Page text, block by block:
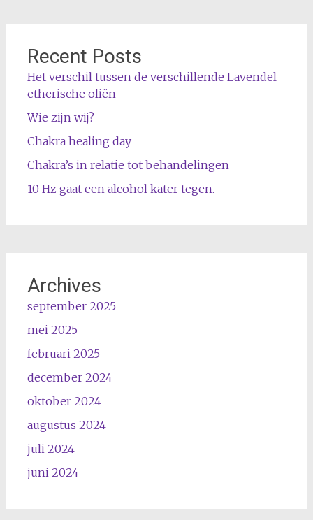
Recent Posts
Het verschil tussen de verschillende Lavendel
etherische oliën
Wie zijn wij?
Chakra healing day
Chakra’s in relatie tot behandelingen
10 Hz gaat een alcohol kater tegen.
Archives
september 2025
mei 2025
februari 2025
december 2024
oktober 2024
augustus 2024
juli 2024
juni 2024